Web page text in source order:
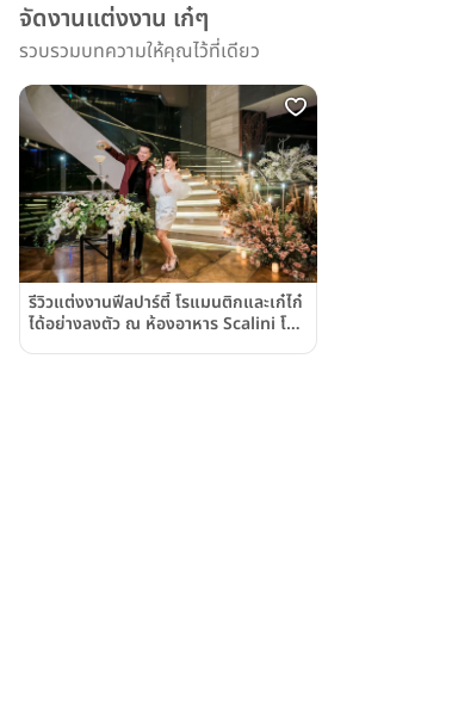
จัดงานแต่งงาน เก๋ๆ
รวบรวมบทความให้คุณไว้ที่เดียว
รีวิวแต่งงานฟีลปาร์ตี้ โรแมนติกและเก๋ไก๋
ได้อย่างลงตัว ณ ห้องอาหาร Scalini โรง